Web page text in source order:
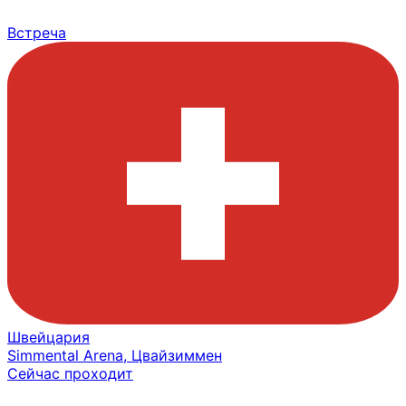
Встреча
Швейцария
Simmental Arena, Цвайзиммен
Сейчас проходит